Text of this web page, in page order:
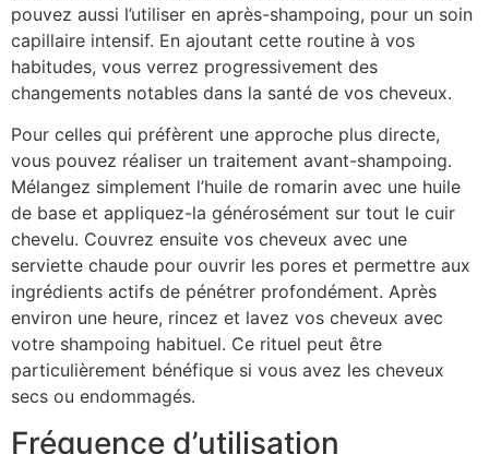
pouvez aussi l’utiliser en après-shampoing, pour un soin
capillaire intensif. En ajoutant cette routine à vos
habitudes, vous verrez progressivement des
changements notables dans la santé de vos cheveux.
Pour celles qui préfèrent une approche plus directe,
vous pouvez réaliser un traitement avant-shampoing.
Mélangez simplement l’huile de romarin avec une huile
de base et appliquez-la générosément sur tout le cuir
chevelu. Couvrez ensuite vos cheveux avec une
serviette chaude pour ouvrir les pores et permettre aux
ingrédients actifs de pénétrer profondément. Après
environ une heure, rincez et lavez vos cheveux avec
votre shampoing habituel. Ce rituel peut être
particulièrement bénéfique si vous avez les cheveux
secs ou endommagés.
Fréquence d’utilisation